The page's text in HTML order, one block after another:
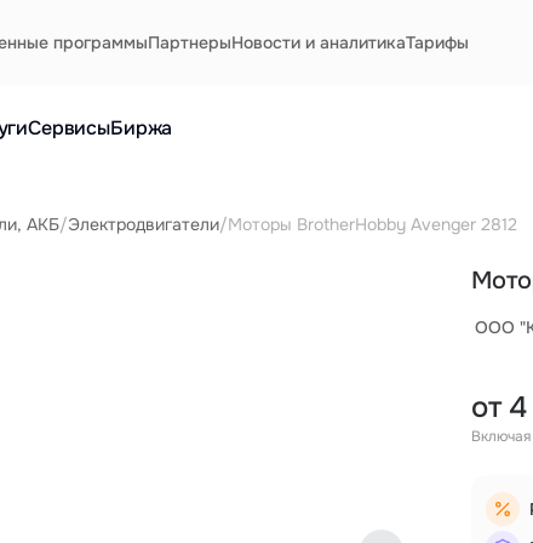
программыПартнерыНовости и аналитикаТарифы
СервисыБиржа
АКБ/Электродвигатели/Моторы BrotherHobby Avenger 2812
ООО
от